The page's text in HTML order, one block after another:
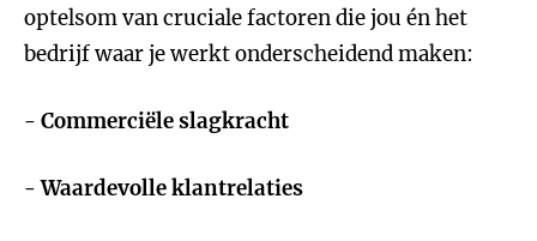
optelsom van cruciale factoren die jou én het
bedrijf waar je werkt onderscheidend maken:
- Commerciële slagkracht
- Waardevolle klantrelaties